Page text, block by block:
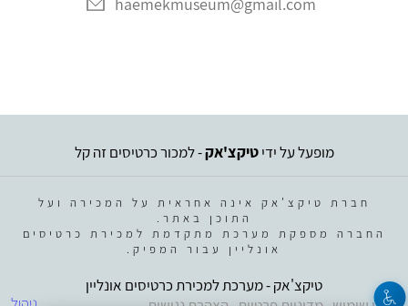
haemekmuseum@gmail.com
מופעל על ידיטיקצ'אק- למכור כרטיסים זה קל
חברת טיקצ'אק אינה אחראית על המכירה ועל
התוכן באתר.
החברה מספקת מערכת מתקדמת למכירת כרטיסים
אונליין עבור המפיק.
טיקצ'אק - מערכת למכירת כרטיסים אונליין